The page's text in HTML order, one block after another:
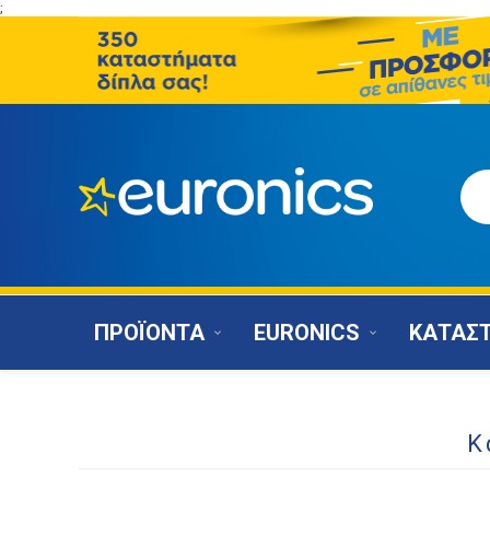
;
ΠΡΟΪΟΝΤΑ EURONICS